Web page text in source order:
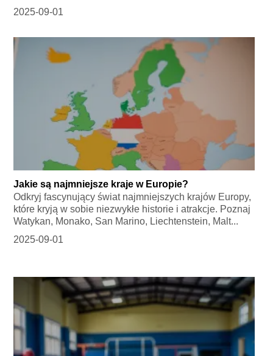
2025-09-01
Jakie są najmniejsze kraje w Europie?
Odkryj fascynujący świat najmniejszych krajów Europy,
które kryją w sobie niezwykłe historie i atrakcje. Poznaj
Watykan, Monako, San Marino, Liechtenstein, Malt...
2025-09-01